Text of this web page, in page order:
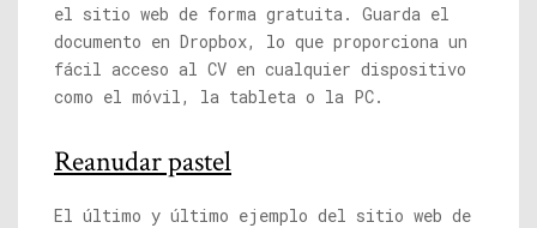
el sitio web de forma gratuita. Guarda el
documento en Dropbox, lo que proporciona un
fácil acceso al CV en cualquier dispositivo
como el móvil, la tableta o la PC.
Reanudar pastel
El último y último ejemplo del sitio web de